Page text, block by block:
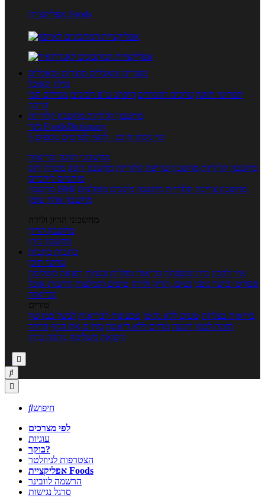
אפליקציית Foods
מוצרים ומאכלים מוצרים ומאכלים
מילון האוכל
תפריטי תזונה ערכים תזונתיים חיפוש ע"פ רכיבים מכילים הכי
הרבה
מחשבון קלוריות מחשבון קלוריות
מנוי FoodsDictionary
5 ימי ניסיון חינם - לחצו לפרטים נוספים
מחשבוני תזונה ובריאות
מחשבון קלוריות מחשבון שריפת קלוריות מחשבון דופק מטרה יחס
מותניים לירכיים
מחשבון BMI
מחשבון צריכת קלוריות מחשבון מינונים מומלצים
מחשבון אחוז שומן
מחשבוני הריון ולידה
מחשבון הריון
מחשבון ביוץ
כתבות כתבות
ערוצי תוכן
איך להכין בית ומשפחה בריאות מחלות ובעיות רפואה משלימה
ספורט וכושר גופני נשים, הריון ולידה טיפים והמלצות חדשות אוכל
ובריאות
טורים
בריאות בצלחת טעים ללא גלוטן טבעונות לבריאות לבשל כמו שף
תזונה לבטן רגועה מרזים ללא דיאטה מזיזים את הגוף הרזיה
ורפואה משלימה גורמה ביתי



חיפוש
לפי מצרכים
עוגיות
בוקר?
הצטרפות לניוזלטר
אפליקציית Foods
הרשמה לוובינר
סרגל נגישות